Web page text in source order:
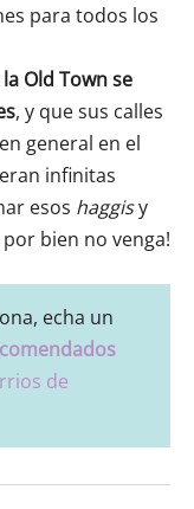
para todos los
la Old Town se
, y que sus calles
general en el
infinitas
esos haggisy
bien no venga!
echa un
de